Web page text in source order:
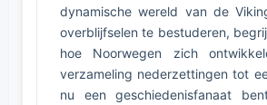
dynamische wereld van de
overblijfselen te bestuderen,
hoe Noorwegen zich
verzameling nederzettingen tot
nu een geschiedenisfanaat